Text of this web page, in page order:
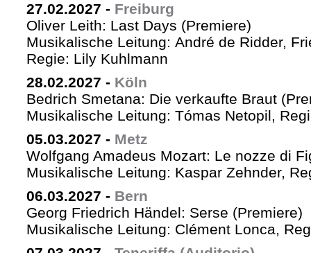
27.02.2027 - Freiburg
Oliver Leith: Last Days (Premiere)
Musikalische Leitung: André de Ridder,
Regie: Lily Kuhlmann
28.02.2027 - Köln
Bedrich Smetana: Die verkaufte Braut
Musikalische Leitung: Tómas Netopil,
05.03.2027 - Metz
Wolfgang Amadeus Mozart: Le nozze di
Musikalische Leitung: Kaspar Zehnder,
06.03.2027 - Bern
Georg Friedrich Händel: Serse (Premiere)
Musikalische Leitung: Clément Lonca,